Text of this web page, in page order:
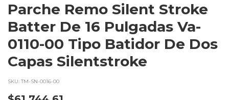
Parche Remo Silent Stroke
Batter De 16 Pulgadas Va-
0110-00 Tipo Batidor De Dos
Capas Silentstroke
SKU:TM-SN-0016-00